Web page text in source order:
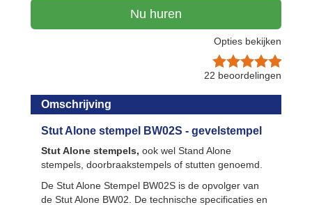
Nu huren
Opties bekijken
22 beoordelingen
Omschrijving
Stut Alone stempel BW02S - gevelstempel
Stut Alone stempels, ook wel Stand Alone
stempels, doorbraakstempels of stutten genoemd.
De Stut Alone Stempel BW02S is de opvolger van
de Stut Alone BW02. De technische specificaties en